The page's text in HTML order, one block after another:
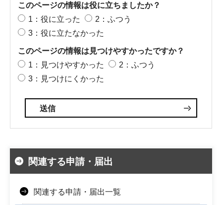
このページの情報は役に立ちましたか？
1：役に立った
2：ふつう
3：役に立たなかった
このページの情報は見つけやすかったですか？
1：見つけやすかった
2：ふつう
3：見つけにくかった
関連する申請・届出
関連する申請・届出一覧